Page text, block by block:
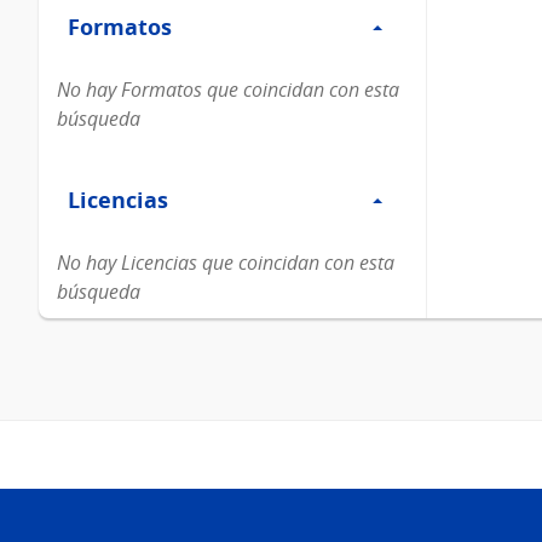
Formatos
Formatos
No hay Formatos que coincidan con esta
búsqueda
Licencias
Licencias
No hay Licencias que coincidan con esta
búsqueda